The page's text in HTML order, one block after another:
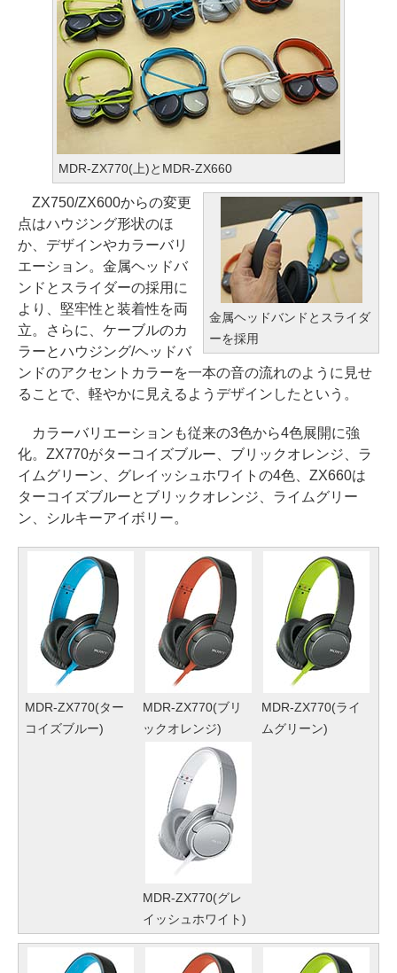
MDR-ZX770(上)とMDR-ZX660
金属ヘッドバンドとスライダ
ーを採用
ZX750/ZX600からの変更
点はハウジング形状のほ
か、デザインやカラーバリ
エーション。金属ヘッドバ
ンドとスライダーの採用に
より、堅牢性と装着性を両
立。さらに、ケーブルのカ
ラーとハウジング/ヘッドバ
ンドのアクセントカラーを一本の音の流れのように見せ
ることで、軽やかに見えるようデザインしたという。
カラーバリエーションも従来の3色から4色展開に強
化。ZX770がターコイズブルー、ブリックオレンジ、ラ
イムグリーン、グレイッシュホワイトの4色、ZX660は
ターコイズブルーとブリックオレンジ、ライムグリー
ン、シルキーアイボリー。
MDR-ZX770(ター
コイズブルー)
MDR-ZX770(ブリ
ックオレンジ)
MDR-ZX770(ライ
ムグリーン)
MDR-ZX770(グレ
イッシュホワイト)